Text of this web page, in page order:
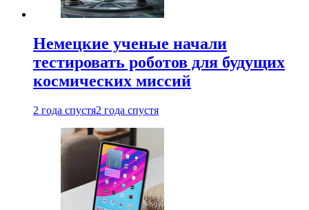
Немецкие ученые начали
тестировать роботов для будущих
космических миссий
2 года спустя2 года спустя